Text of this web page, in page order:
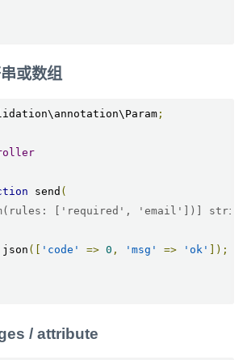
或数组
;
send (
['required', 'email'])] string
json ([ 'code' => 0 , 'msg' => 'ok' ]);
/ attribute